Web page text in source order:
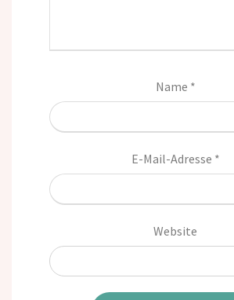
Name *
E-Mail-Adresse *
Website